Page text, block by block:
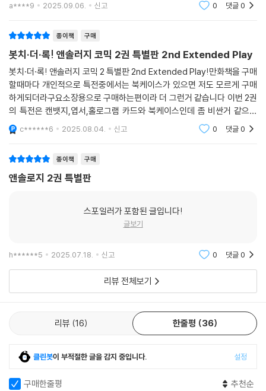
a****9 2025.09.06. 신고 0 댓글0
종이책 구매
봇치·더·록! 앤솔러지 코믹 2권 특별판 2nd Extended Play
봇치·더·록! 앤솔러지 코믹 2 특별판 2nd Extended Play!만화책을 구매
할때마다 개인적으로 특전중에서는 북케이스가 있으면 저도 모르게 구매
하게되더라구요소장용으로 구매하는편이라 더 그런거 같습니다 이번 2권
의 특전은 캔뱃지,엽서,홀로그램 카드와 북케이스인데 좀 비싼거 같으면
서도 구매했을때 후회는 없네요
c******6 2025.08.04. 신고 0 댓글0
종이책 구매
앤솔로지 2권 특별판
스포일러가 포함된 글입니다!
글보기
h******5 2025.07.18. 신고 0 댓글0
리뷰 전체보기
리뷰 16 한줄평 36
클린봇이 부적절한 글을 감지 중입니다. 설정
구매한줄평 추천순